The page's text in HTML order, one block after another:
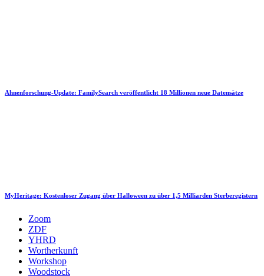
Ahnenforschung-Update: FamilySearch veröffentlicht 18 Millionen neue Datensätze
MyHeritage: Kostenloser Zugang über Halloween zu über 1,5 Milliarden Sterberegistern
Zoom
ZDF
YHRD
Wortherkunft
Workshop
Woodstock